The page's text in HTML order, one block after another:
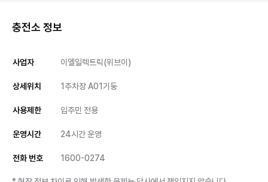
충전소 정보
사업자 이엘일렉트릭(위브이)
상세위치 1주차장 A01기둥
사용제한 입주민 전용
운영시간 24시간 운영
전화 번호 1600-0274